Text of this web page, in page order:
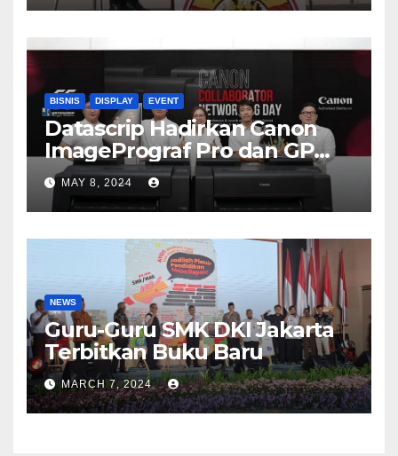
BISNIS DISPLAY EVENT
Datascrip Hadirkan Canon
ImagePrograf Pro dan GP
Series
MAY 8, 2024
NEWS
Guru-Guru SMK DKI Jakarta
Terbitkan Buku Baru
MARCH 7, 2024